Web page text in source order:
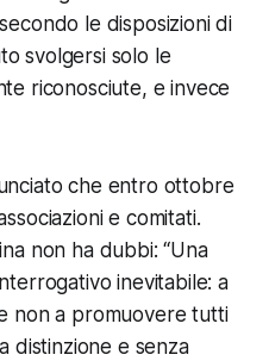
le disposizioni di
svolgersi solo le
riconosciute, e invece
che entro ottobre
e comitati.
non ha dubbi: “Una
inevitabile: a
non a promuovere tutti
distinzione e senza